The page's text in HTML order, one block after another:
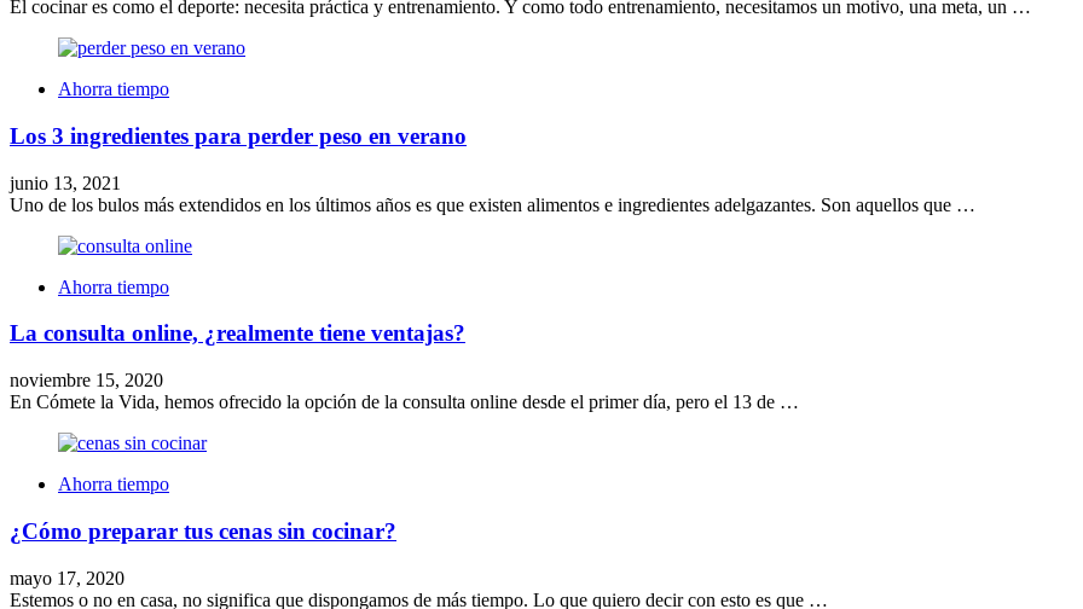
El cocinar es como el deporte: necesita práctica y entrenamiento. Y como todo entrenamiento, necesitamos un motivo, una meta, un …
Ahorra tiempo
Los 3 ingredientes para perder peso en verano
junio 13, 2021
Uno de los bulos más extendidos en los últimos años es que existen alimentos e ingredientes adelgazantes. Son aquellos que …
Ahorra tiempo
La consulta online, ¿realmente tiene ventajas?
noviembre 15, 2020
En Cómete la Vida, hemos ofrecido la opción de la consulta online desde el primer día, pero el 13 de …
Ahorra tiempo
¿Cómo preparar tus cenas sin cocinar?
mayo 17, 2020
Estemos o no en casa, no significa que dispongamos de más tiempo. Lo que quiero decir con esto es que …